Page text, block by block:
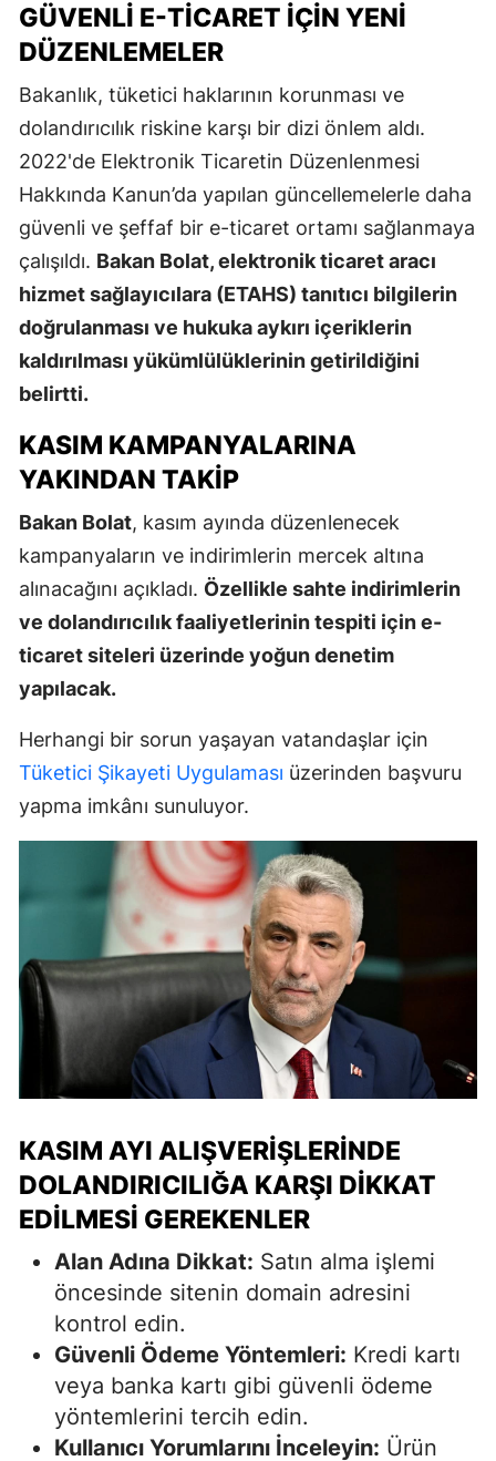
GÜVENLI E-TICARET IÇIN YENI
DÜZENLEMELER
Bakanlık, tüketici haklarının korunması ve
dolandırıcılık riskine karşı bir dizi önlem aldı.
2022'de Elektronik Ticaretin Düzenlenmesi
Hakkında Kanun’da yapılan güncellemelerle daha
güvenli ve şeffaf bir e-ticaret ortamı sağlanmaya
çalışıldı. Bakan Bolat, elektronik ticaret aracı
hizmet sağlayıcılara (ETAHS) tanıtıcı bilgilerin
doğrulanması ve hukuka aykırı içeriklerin
kaldırılması yükümlülüklerinin getirildiğini
belirtti.
KASIM KAMPANYALARINA
YAKINDAN TAKIP
Bakan Bolat, kasım ayında düzenlenecek
kampanyaların ve indirimlerin mercek altına
alınacağını açıkladı. Özellikle sahte indirimlerin
ve dolandırıcılık faaliyetlerinin tespiti için e-
ticaret siteleri üzerinde yoğun denetim
yapılacak.
Herhangi bir sorun yaşayan vatandaşlar için
Tüketici Şikayeti Uygulaması üzerinden başvuru
yapma imkânı sunuluyor.
KASIM AYI ALIŞVERIŞLERINDE
DOLANDIRICILIĞA KARŞI DIKKAT
EDILMESI GEREKENLER
Alan Adına Dikkat: Satın alma işlemi
öncesinde sitenin domain adresini
kontrol edin.
Güvenli Ödeme Yöntemleri: Kredi kartı
veya banka kartı gibi güvenli ödeme
yöntemlerini tercih edin.
Kullanıcı Yorumlarını İnceleyin: Ürün